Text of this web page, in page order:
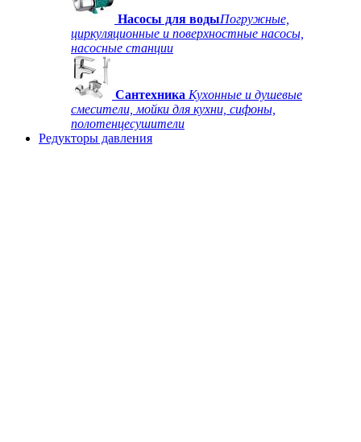
Насосы для водыПогружные,
циркуляционные и поверхностные насосы,
насосные станции
Сантехника Кухонные и душевые
смесители, мойки для кухни, сифоны,
полотенцесушители
Редукторы давления